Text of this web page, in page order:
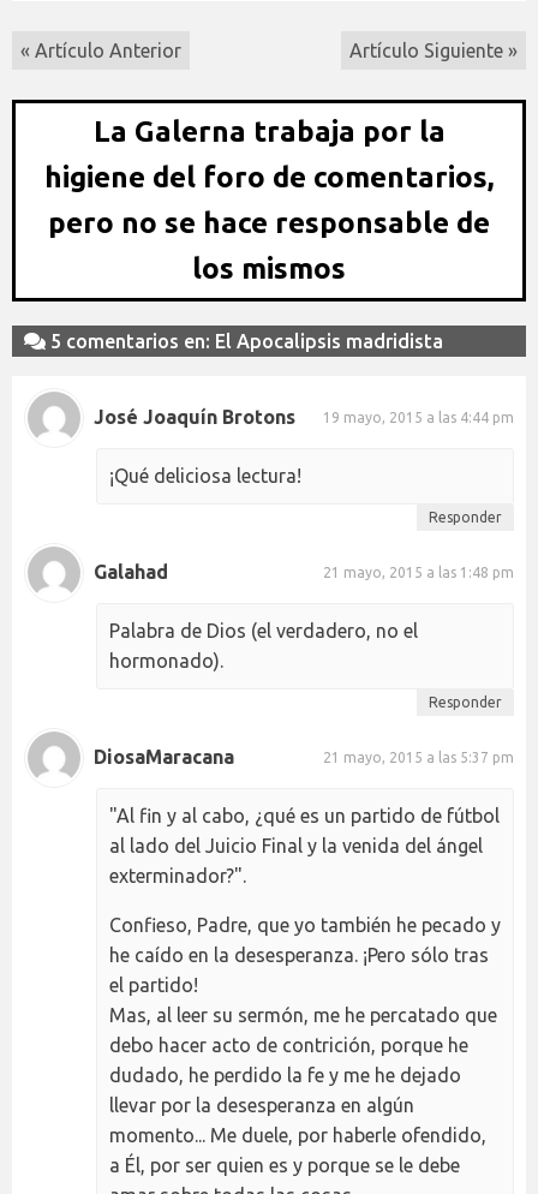
« Artículo Anterior Artículo Siguiente »
La Galerna trabaja por la
higiene del foro de comentarios,
pero no se hace responsable de
los mismos
5 comentarios en: El Apocalipsis madridista
José Joaquín Brotons 19 mayo, 2015 a las 4:44 pm
¡Qué deliciosa lectura!
Responder
Galahad 21 mayo, 2015 a las 1:48 pm
Palabra de Dios (el verdadero, no el
hormonado).
Responder
DiosaMaracana 21 mayo, 2015 a las 5:37 pm
"Al fin y al cabo, ¿qué es un partido de fútbol
al lado del Juicio Final y la venida del ángel
exterminador?".
Confieso, Padre, que yo también he pecado y
he caído en la desesperanza. ¡Pero sólo tras
el partido!
Mas, al leer su sermón, me he percatado que
debo hacer acto de contrición, porque he
dudado, he perdido la fe y me he dejado
llevar por la desesperanza en algún
momento... Me duele, por haberle ofendido,
a Él, por ser quien es y porque se le debe